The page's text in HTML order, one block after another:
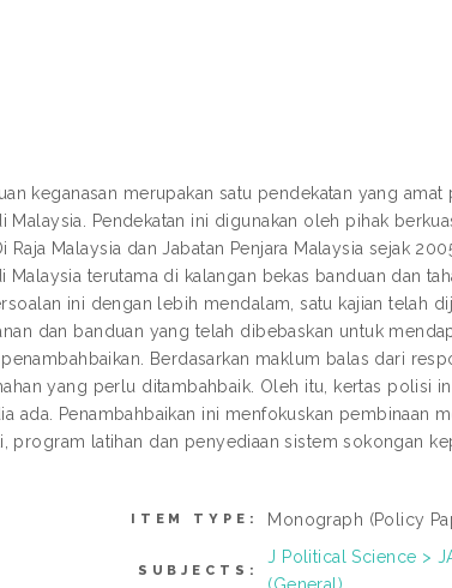
keganasan merupakan satu pendekatan yang amat
Pendekatan ini digunakan oleh pihak
Malaysia dan Jabatan Penjara Malaysia sejak
terutama di kalangan bekas banduan dan
ini dengan lebih mendalam, satu kajian telah
dan banduan yang telah dibebaskan untuk
Berdasarkan maklum balas dari
yang perlu ditambahbaik. Oleh itu, kertas polisi
Penambahbaikan ini menfokuskan pembinaan
latihan dan penyediaan sistem sokongan
ITEM TYPE: Monograph (Policy
SUBJECTS:
J Political Science >